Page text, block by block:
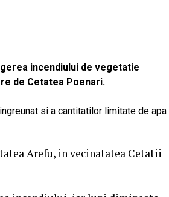
incendiului de vegetatie
de Cetatea Poenari.
si a cantitatilor limitate de apa
Arefu, in vecinatatea Cetatii